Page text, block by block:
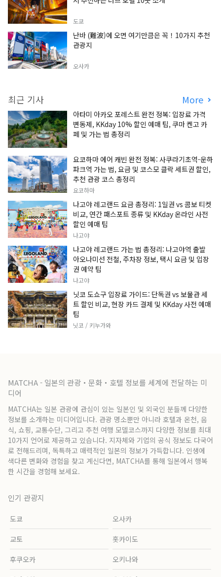
도쿄
난바 (難波)에 오면 여기만큼은 꼭！10가지 추천
관광지
오사카
최근 기사 More
아타미 아카오 포레스트 완전 정복: 입장료 가격
변동제, KKday 10% 할인 예매 팁, 쿠마 켄고 카
페 및 가는 법 총정리
요코하마 에어 캐빈 완전 정복: 사쿠라기초역-운하
파크역 가는 법, 요금 및 코스모 클락 세트권 할인,
추천 관광 코스 총정리
요코하마
나고야 레고랜드 요금 총정리: 1일권 vs 콤보 티켓
비교, 연간 패스포트 종류 및 KKday 온라인 사전
할인 예매 팁
나고야
나고야 레고랜드 가는 법 총정리: 나고야역 출발
아오나미선 전철, 주차장 정보, 택시 요금 및 입장
권 예약 팁
나고야
닛코 도쇼구 입장료 가이드: 단독권 vs 보물관 세
트 할인 비교, 현장 카드 결제 및 KKday 사전 예매
팁
닛코 / 키누가와
MATCHA - 일본의 관광・문화・호텔 정보를 세계에 전달하는 미
디어
MATCHA는 일본 관광에 관심이 있는 일본인 및 외국인 분들께 다양한
정보를 소개하는 미디어입니다. 관광 명소뿐만 아니라 호텔과 온천, 음
식, 쇼핑, 교통수단, 그리고 추천 여행 모델코스까지 다양한 정보를 최대
10가지 언어로 제공하고 있습니다. 지자체와 기업의 공식 정보도 다국어
로 전해드리며, 독특하고 매력적인 일본의 정보가 가득합니다. 인생에
색다른 변화와 경험을 찾고 계신다면, MATCHA를 통해 일본에서 행복
한 시간을 경험해 보세요.
인기 관광지
도쿄 오사카
교토 홋카이도
후쿠오카 오키나와